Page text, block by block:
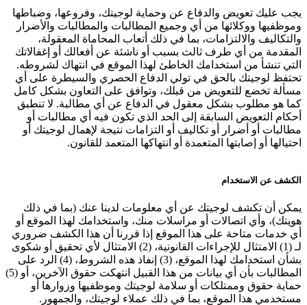
يجب عليك تعويض والدفاع عن وحماية لوجيتك، وفروعها، وضباطها
وموظفيها ووكلائها من أي وجميع المطالبات والمطالبات والأضرار
والتكاليف والالتزامات، بما في ذلك أتعاب المحاماة المعقولة،
المقدمة من أي طرف ثالث بسبب أو ناشئة عن أفعالك أو إغفالاتك
التي تنشأ من استخدامك الخاطئ لهذا الموقع في انتهاك لشروطه.
تحتفظ لوجيتك بالحق في تولي الدفاع الحصري والسيطرة على أي
مسألة تخضع للتعويض من قبلك، وتوافق على التعاون بشكل كامل
كما هو مطلوب بشكل معقول في الدفاع عن أي مطالبة. لا تنطبق
أحكام التعويض السابقة إلى الحد الذي تكون فيه أي مطالبات أو
مطالبات أو أضرار أو تكاليف أو التزامات نتيجة لإهمال لوجيتك أو
احتيالها أو إصابتها المتعمدة أو انتهاكها المتعمد للقانون.
الكشف عن الاستخدام
يمكن أن تكشف لوجيتك عن أي معلومات لدينا عنك (بما في ذلك
هويتك)، وأي اتصالات أو مراسلات منك، واستخدامك لهذا الموقع أو
أي خدمات متاحة على هذا الموقع إذا قررنا أن هذا الكشف ضروري
لـ (1) الامتثال للإجراءات القانونية، (2) الامتثال لأي تحقيق أو شكوى
بشأن استخدامك لهذا الموقع، (3) إنفاذ هذه الشروط، (4) الرد على
المطالبات بأن أي بيانات من هذا القبيل انتهكت حقوق الآخرين، أو (5)
حماية حقوق وممتلكات أو سلامة لوجيتك وموظفيها وزوارها أو
مستخدمي هذا الموقع، بما في ذلك عملاء لوجيتك، والجمهور.